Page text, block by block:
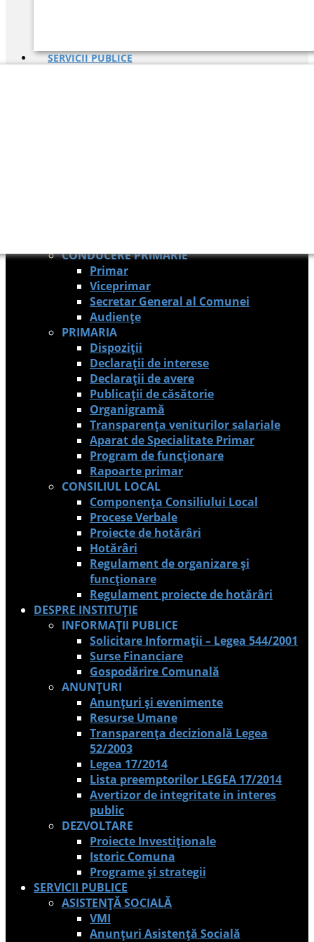
SERVICII PUBLICE
CONDUCERE PRIMĂRIE
Primar
Viceprimar
Secretar General al Comunei
Audiențe
PRIMARIA
Dispoziții
Declarații de interese
Declarații de avere
Publicații de căsătorie
Organigramă
Transparența veniturilor salariale
Aparat de Specialitate Primar
Program de funcționare
Rapoarte primar
CONSILIUL LOCAL
Componența Consiliului Local
Procese Verbale
Proiecte de hotărâri
Hotărâri
Regulament de organizare și
funcționare
Regulament proiecte de hotărâri
DESPRE INSTITUȚIE
INFORMAȚII PUBLICE
Solicitare Informații – Legea 544/2001
Surse Financiare
Gospodărire Comunală
ANUNȚURI
Anunțuri și evenimente
Resurse Umane
Transparența decizională Legea
52/2003
Legea 17/2014
Lista preemptorilor LEGEA 17/2014
Avertizor de integritate in interes
public
DEZVOLTARE
Proiecte Investiționale
Istoric Comuna
Programe și strategii
SERVICII PUBLICE
ASISTENȚĂ SOCIALĂ
VMI
Anunțuri Asistență Socială